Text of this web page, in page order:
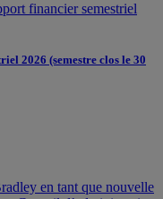
2026 (semestre clos le 30